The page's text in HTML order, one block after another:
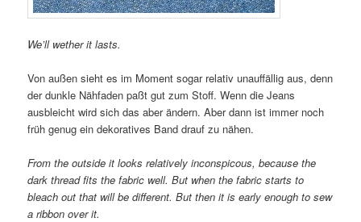
We’ll wether it lasts.
Von außen sieht es im Moment sogar relativ unauffällig aus, denn
der dunkle Nähfaden paßt gut zum Stoff. Wenn die Jeans
ausbleicht wird sich das aber ändern. Aber dann ist immer noch
früh genug ein dekoratives Band drauf zu nähen.
From the outside it looks relatively inconspicous, because the
dark thread fits the fabric well. But when the fabric starts to
bleach out that will be different. But then it is early enough to sew
a ribbon over it.